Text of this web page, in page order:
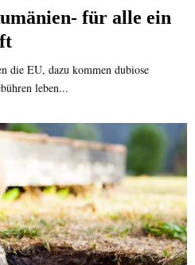
für alle ein
die EU, dazu kommen dubiose
leben...